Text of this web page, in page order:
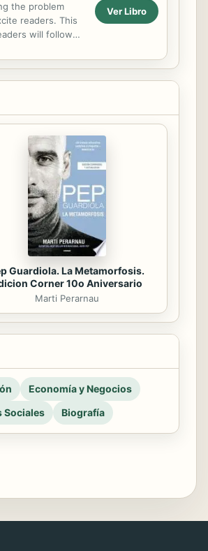
the problem
readers. This
will follow
Ver Libro
Guardiola. La Metamorfosis.
Corner 10o Aniversario
Marti Perarnau
Economía y Negocios
Sociales Biografía